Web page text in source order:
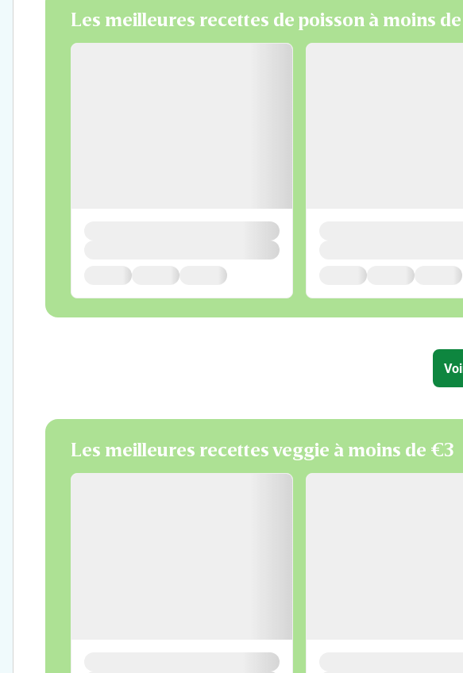
Les meilleures recettes de poisson à moins
Les meilleures recettes veggie à moins de €3